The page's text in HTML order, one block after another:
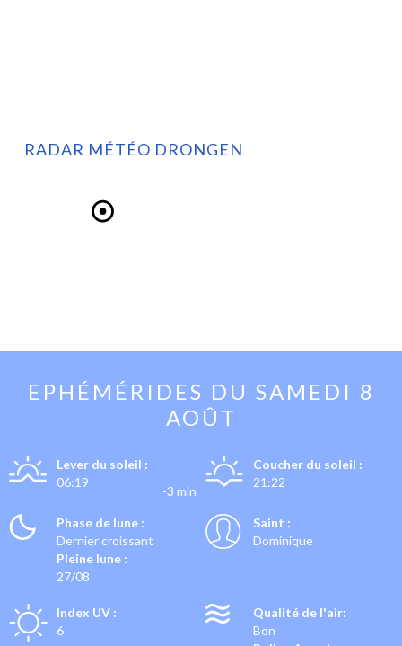
RADAR MÉTÉO DRONGEN
EPHÉMÉRIDES DU SAMEDI 8
AOÛT
Lever du soleil :
06:19
-3 min
Coucher du soleil :
21:22
Phase de lune :
Dernier croissant
Pleine lune :
27/08
Saint :
Dominique
Index UV :
6
Qualité de l'air:
Bon